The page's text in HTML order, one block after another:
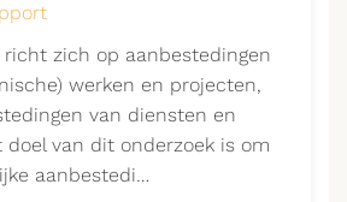
richt zich op aanbestedingen
werken en projecten,
van diensten en
doel van dit onderzoek is om
aanbestedi…